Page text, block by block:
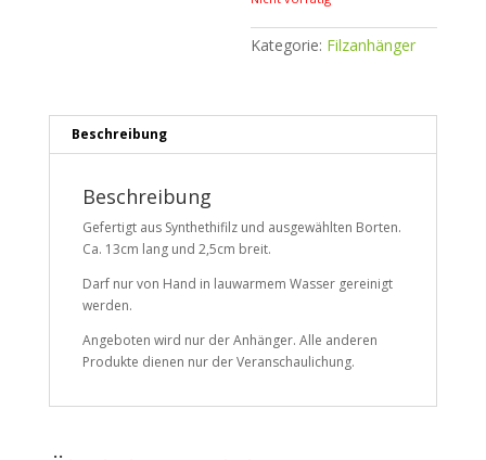
Kategorie: Filzanhänger
Beschreibung
Beschreibung
Gefertigt aus Synthethifilz und ausgewählten Borten.
Ca. 13cm lang und 2,5cm breit.
Darf nur von Hand in lauwarmem Wasser gereinigt
werden.
Angeboten wird nur der Anhänger. Alle anderen
Produkte dienen nur der Veranschaulichung.